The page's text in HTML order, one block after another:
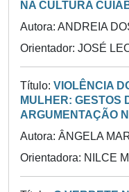
NA CULTURA
Autora: ANDREIA
Orientador: JOSÉ
Título: VIOLÊNCIA
MULHER: GESTOS
ARGUMENTAÇÃO
Autora: ÂNGELA
Orientadora: NILCE